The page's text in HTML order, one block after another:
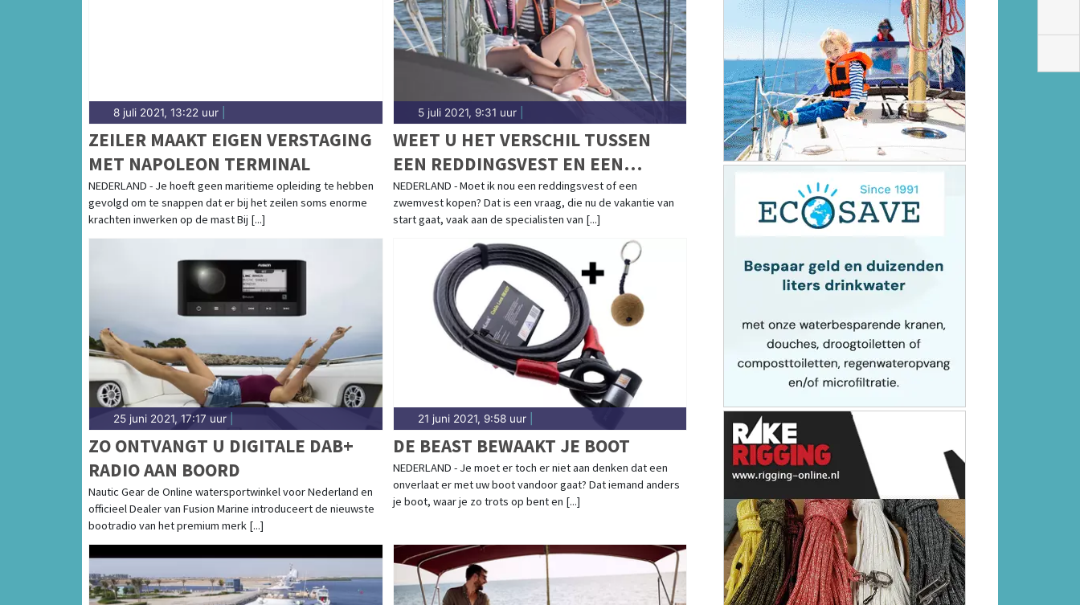
8 juli 2021, 13:22 uur
ZEILER MAAKT EIGEN VERSTAGING
MET NAPOLEON TERMINAL
NEDERLAND - Je hoeft geen maritieme opleiding te hebben
gevolgd om te snappen dat er bij het zeilen soms enorme
krachten inwerken op de mast Bij [...]
5 juli 2021, 9:31 uur|
WEET U HET VERSCHIL TUSSEN
EEN REDDINGSVEST EN EEN
ZWEMVEST?
NEDERLAND - Moet ik nou een reddingsvest of een
zwemvest kopen? Dat is een vraag, die nu de vakantie van
start gaat, vaak aan de specialisten van [...]
25 juni 2021, 17:17 uur
ZO ONTVANGT U DIGITALE DAB+
RADIO AAN BOORD
Nautic Gear de Online watersportwinkel voor Nederland en
officieel Dealer van Fusion Marine introduceert de nieuwste
bootradio van het premium merk [...]
21 juni 2021, 9:58 uur|
DE BEAST BEWAAKT JE BOOT
NEDERLAND - Je moet er toch er niet aan denken dat een
onverlaat er met uw boot vandoor gaat? Dat iemand anders
je boot, waar je zo trots op bent en [...]